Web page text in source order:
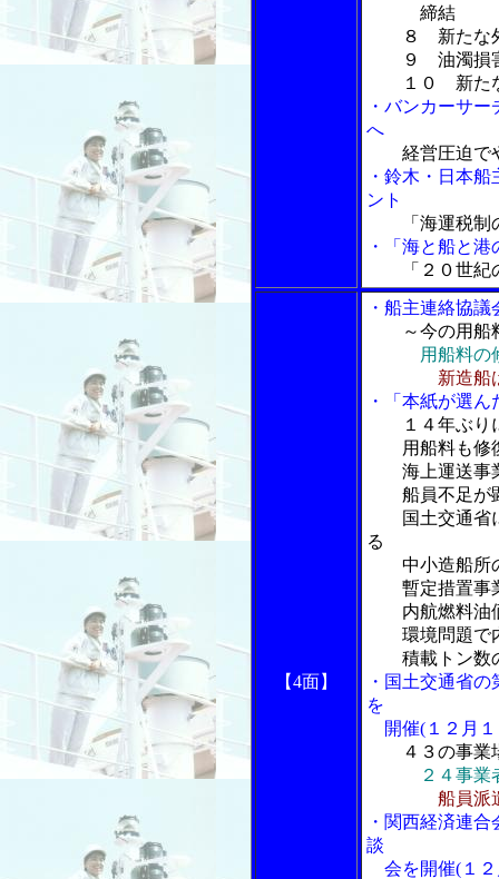
締結
８ 新たな外
９ 油濁損害
１０ 新たな
・バンカーサ
へ
経営圧迫で
・鈴木・日本
ント
「海運税
・「海と船と港
「２０世
【4面】
・船主連絡協
～今の用船
用船料の
新造船
・「本紙が選
１４年ぶり
用船料も修復
海上運送事
船員不足が
国土交通省に
る
中小造船所の
暫定措置事業
内航燃料油価
環境問題で内
積載トン数
・国土交通省
を
開催(１２月１
４３の事業
２４事
船員派
・関西経済連
談
会を開催(１２